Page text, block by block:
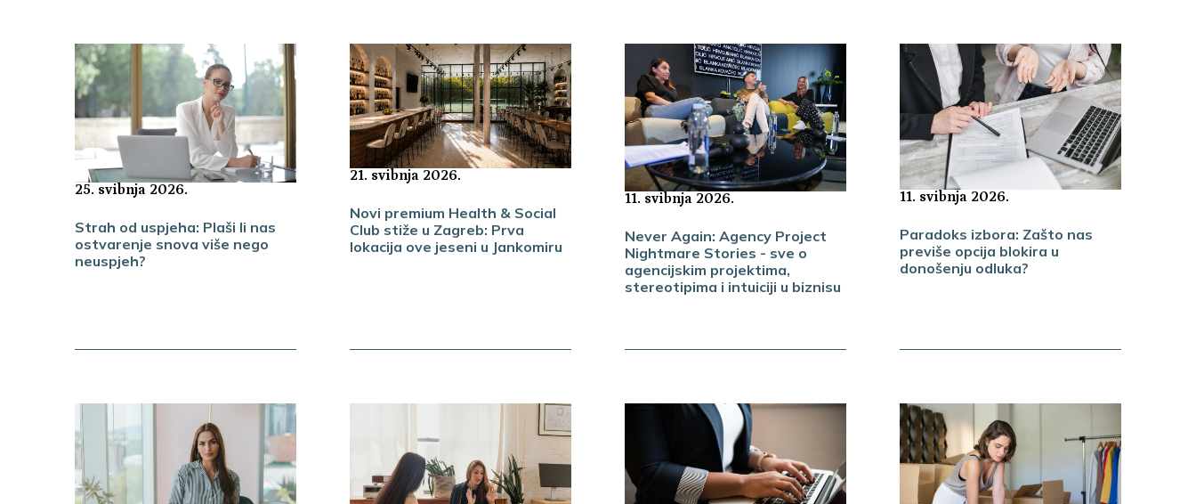
25. svibnja 2026.
Strah od uspjeha: Plaši li nas
ostvarenje snova više nego
neuspjeh?
21. svibnja 2026.
Novi premium Health & Social
Club stiže u Zagreb: Prva
lokacija ove jeseni u Jankomiru
11. svibnja 2026.
Never Again: Agency Project
Nightmare Stories - sve o
agencijskim projektima,
stereotipima i intuiciji u biznisu
11. svibnja 2026.
Paradoks izbora: Zašto nas
previše opcija blokira u
donošenju odluka?